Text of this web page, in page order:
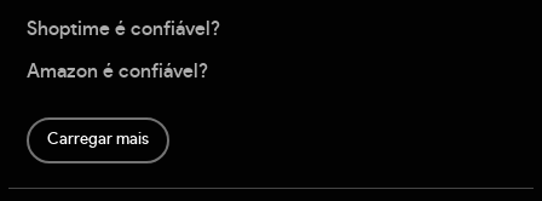
Shoptime é confiável?
Amazon é confiável?
Carregar mais